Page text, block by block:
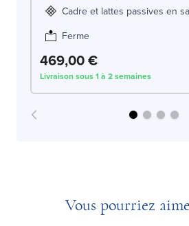
Cadre et lattes passives en
Ferme
469,00 €
Livraison sous 1 à 2 semaines
Vous pourriez